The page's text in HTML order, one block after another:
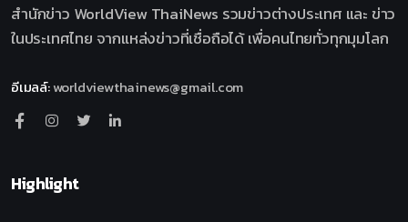
สำนักข่าว WorldView ThaiNews รวมข่าวต่างประเทศ และ ข่าว
ในประเทศไทย จากแหล่งข่าวที่เชื่อถือได้ เพื่อคนไทยทั่วทุกมุมโลก
อีเมลล์:worldviewthainews@gmail.com
Highlight